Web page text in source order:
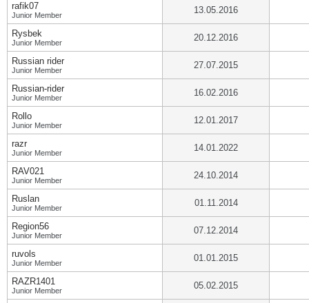
rafik07
Junior Member 13.05.2016
Rysbek
Junior Member 20.12.2016
Russian rider
Junior Member 27.07.2015
Russian-rider
Junior Member 16.02.2016
Rollo
Junior Member 12.01.2017
razr
Junior Member 14.01.2022
RAV021
Junior Member 24.10.2014
Ruslan
Junior Member 01.11.2014
Region56
Junior Member 07.12.2014
ruvols
Junior Member 01.01.2015
RAZR1401
Junior Member 05.02.2015